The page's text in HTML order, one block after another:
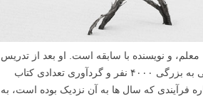
و نویسنده با سابقه است. او بعد از تدریس
سمینارهایی برای گروه هایی به بزرگی ۴۰۰۰ نفر و گردآوری تعدادی کتاب
فرآیندی که سال ها به آن نزدیک بوده است، به